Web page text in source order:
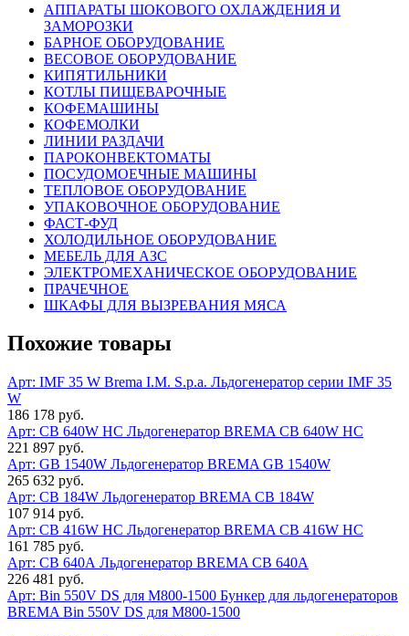
АППАРАТЫ ШОКОВОГО ОХЛАЖДЕНИЯ И
ЗАМОРОЗКИ
БАРНОЕ ОБОРУДОВАНИЕ
ВЕСОВОЕ ОБОРУДОВАНИЕ
КИПЯТИЛЬНИКИ
КОТЛЫ ПИЩЕВАРОЧНЫЕ
КОФЕМАШИНЫ
КОФЕМОЛКИ
ЛИНИИ РАЗДАЧИ
ПАРОКОНВЕКТОМАТЫ
ПОСУДОМОЕЧНЫЕ МАШИНЫ
ТЕПЛОВОЕ ОБОРУДОВАНИЕ
УПАКОВОЧНОЕ ОБОРУДОВАНИЕ
ФАСТ-ФУД
ХОЛОДИЛЬНОЕ ОБОРУДОВАНИЕ
МЕБЕЛЬ ДЛЯ АЗС
ЭЛЕКТРОМЕХАНИЧЕСКОЕ ОБОРУДОВАНИЕ
ПРАЧЕЧНОЕ
ШКАФЫ ДЛЯ ВЫЗРЕВАНИЯ МЯСА
Похожие товары
Арт: IMF 35 W Brema I.M. S.p.a. Льдогенератор серии IMF 35
W
186 178 руб.
Арт: CВ 640W HC Льдогенератор BREMA CВ 640W HC
221 897 руб.
Арт: GB 1540W Льдогенератор BREMA GB 1540W
265 632 руб.
Арт: CB 184W Льдогенератор BREMA CB 184W
107 914 руб.
Арт: СВ 416W HC Льдогенератор BREMA СВ 416W HC
161 785 руб.
Арт: CВ 640А Льдогенератор BREMA CВ 640А
226 481 руб.
Арт: Bin 550V DS для M800-1500 Бункер для льдогенераторов
BREMA Bin 550V DS для M800-1500